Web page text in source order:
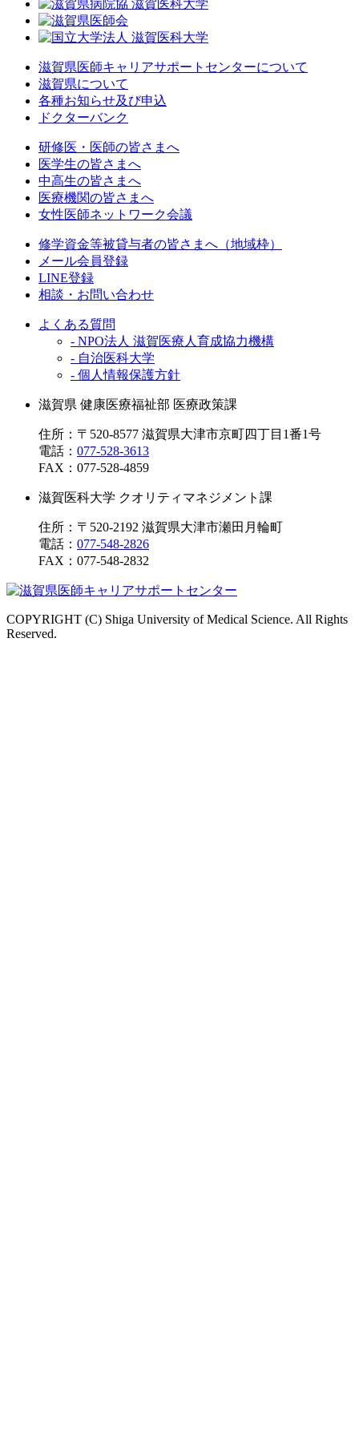
滋賀県医師キャリアサポートセンターについて
滋賀県について
各種お知らせ及び申込
ドクターバンク
研修医・医師の皆さまへ
医学生の皆さまへ
中高生の皆さまへ
医療機関の皆さまへ
女性医師ネットワーク会議
修学資金等被貸与者の皆さまへ（地域枠）
メール会員登録
LINE登録
相談・お問い合わせ
よくある質問
- NPO法人 滋賀医療人育成協力機構
- 自治医科大学
- 個人情報保護方針
滋賀県 健康医療福祉部 医療政策課
住所：〒520-8577 滋賀県大津市京町四丁目1番1号
電話： 077-528-3613
FAX： 077-528-4859
滋賀医科大学 クオリティマネジメント課
住所：〒520-2192 滋賀県大津市瀬田月輪町
電話： 077-548-2826
FAX： 077-548-2832
COPYRIGHT (C) Shiga University of Medical Science. All Rights
Reserved.